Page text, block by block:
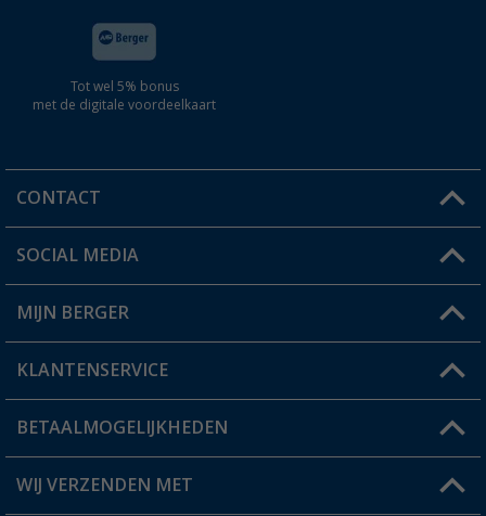
Tot wel 5% bonus
met de digitale voordeelkaart
CONTACT
Een vraag?
Winkel vinden
SOCIAL MEDIA
MIJN BERGER
Mijn account
Status bestelling
KLANTENSERVICE
FAQ & Contact
Verzendinformatie
BETAALMOGELIJKHEDEN
WIJ VERZENDEN MET